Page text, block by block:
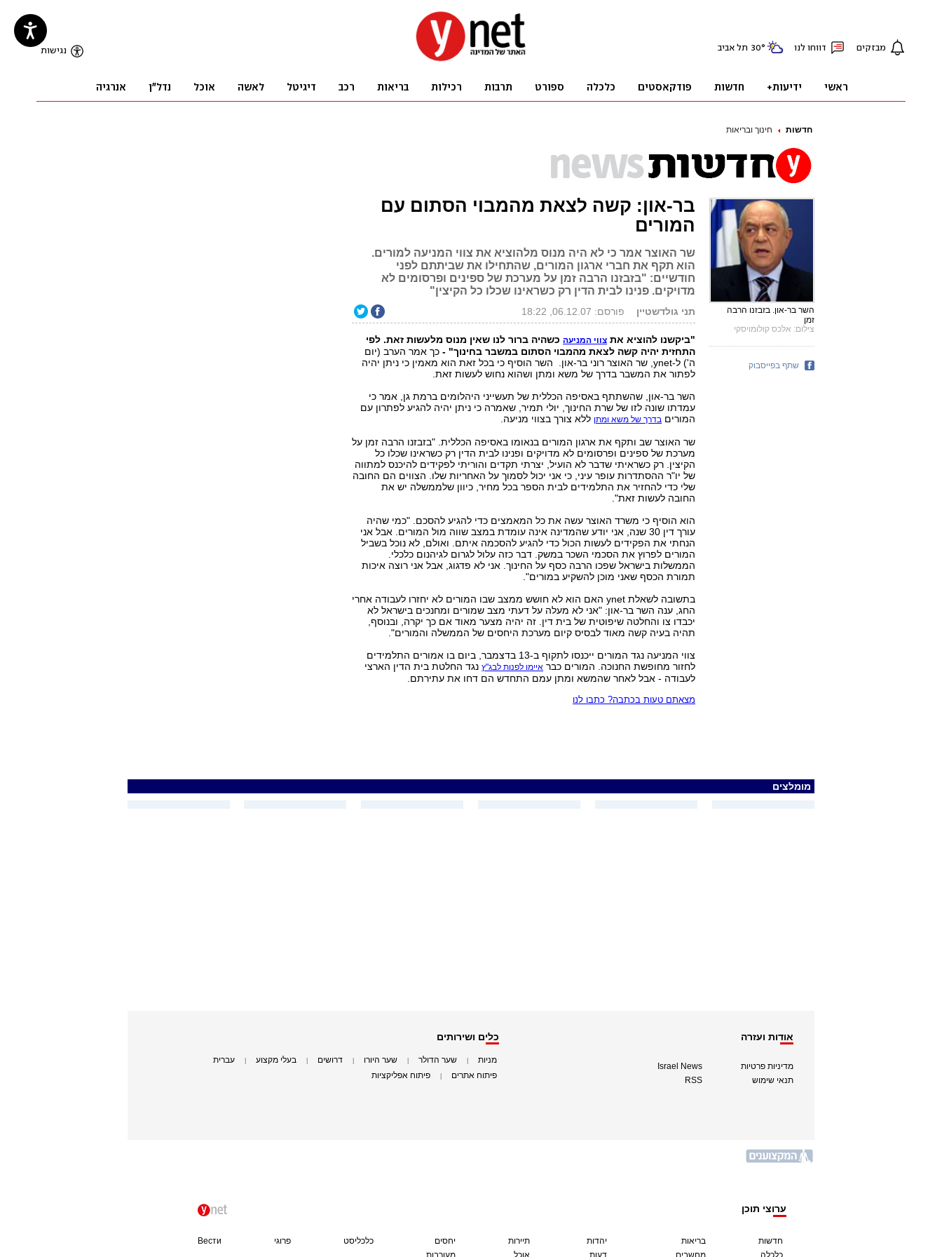
חדשות חינוך ובריאות
בר-און: קשה לצאת מהמבוי הסתום עם
המורים
שר האוצר אמר כי לא היה מנוס מלהוציא את צווי המניעה למורים.
הוא תקף את חברי ארגון המורים, שהתחילו את שביתתם לפני
חודשיים: "בזבזנו הרבה זמן על מערכת של ספינים ופרסומים לא
מדויקים. פנינו לבית הדין רק כשראינו שכלו כל הקיצין"
תני גולדשטיין פורסם: 06.12.07, 18:22
"ביקשנו להוציא את צווי המניעהכשהיה ברור לנו שאין מנוס מלעשות זאת. לפי
התחזית יהיה קשה לצאת מהמבוי הסתום במשבר בחינוך" -כך אמר הערב (יום
ה') ל-ynet, שר האוצר רוני בר-און. השר הוסיף כי בכל זאת הוא מאמין כי ניתן יהיה
לפתור את המשבר בדרך של משא ומתן ושהוא נחוש לעשות זאת.
השר בר-און, שהשתתף באסיפה הכללית של תעשייני היהלומים ברמת גן, אמר כי
עמדתו שונה לזו של שרת החינוך, יולי תמיר, שאמרה כי ניתן יהיה להגיע לפתרון עם
המורים בדרך של משא ומתן ללא צורך בצווי מניעה.
שר האוצר שב ותקף את ארגון המורים בנאומו באסיפה הכללית. "בזבזנו הרבה זמן על
מערכת של ספינים ופרסומים לא מדויקים ופנינו לבית הדין רק כשראינו שכלו כל
הקיצין. רק כשראיתי שדבר לא הועיל, יצרתי תקדים והוריתי לפקידים להיכנס למתווה
של יו"ר ההסתדרות עופר עיני, כי אני יכול לסמוך על האחריות שלו. הצווים הם החובה
שלי כדי להחזיר את התלמידים לבית הספר בכל מחיר, כיוון שלממשלה יש את
החובה לעשות זאת".
הוא הוסיף כי משרד האוצר עשה את כל המאמצים כדי להגיע להסכם. "כמי שהיה
עורך דין 30 שנה, אני יודע שהמדינה אינה עומדת במצב שווה מול המורים. אבל אני
הנחתי את הפקידים לעשות הכול כדי להגיע להסכמה איתם. ואולם, לא נוכל בשביל
המורים לפרוץ את הסכמי השכר במשק. דבר כזה עלול לגרום לגיהנום כלכלי.
הממשלות בישראל שפכו הרבה כסף על החינוך. אני לא פדגוג, אבל אני רוצה איכות
תמורת הכסף שאני מוכן להשקיע במורים".
בתשובה לשאלת ynet האם הוא לא חושש ממצב שבו המורים לא יחזרו לעבודה אחרי
החג, ענה השר בר-און: "אני לא מעלה על דעתי מצב שמורים ומחנכים בישראל לא
יכבדו צו והחלטה שיפוטית של בית דין. זה יהיה מצער מאוד אם כך יקרה, ובנוסף,
תהיה בעיה קשה מאוד לבסיס קיום מערכת היחסים של הממשלה והמורים".
צווי המניעה נגד המורים ייכנסו לתקוף ב-13 בדצמבר, ביום בו אמורים התלמידים
לחזור מחופשת החנוכה. המורים כבר איימו לפנות לבג"ץנגד החלטת בית הדין הארצי
לעבודה - אבל לאחר שהמשא ומתן עמם התחדש הם דחו את עתירתם.
מצאתם טעות בכתבה? כתבו לנו
השר בר-און. בזבזנו הרבה
זמן
צילום: אלכס קולומויסקי
שתף בפייסבוק
מומלצים
אודות ועזרה
מדיניות פרטיות
תנאי שימוש
Israel News
RSS
כלים ושירותים
מניות שער הדולר שער היורו דרושים בעלי מקצוע עברית
פיתוח אתרים פיתוח אפליקציות
ערוצי תוכן
חדשות
בריאות
יהדות
תיירות
יחסים
כלכליסט פרוגי Вести